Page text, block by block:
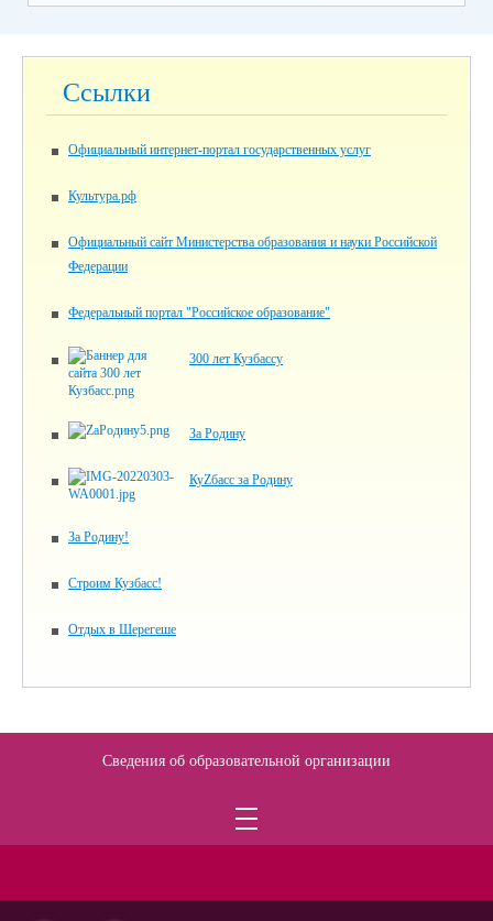
Ссылки
Официальный интернет-портал государственных услуг
Культура.рф
Официальный сайт Министерства образования и науки Российской
Федерации
Федеральный портал "Российское образование"
300 лет Кузбассу
За Родину
КуZбасс за Родину
За Родину!
Строим Кузбасс!
Отдых в Шерегеше
Сведения об образовательной организации